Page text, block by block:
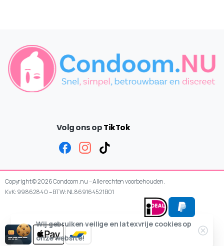
Volg ons opTikTok
Copyright © 2026 Condoom.nu – Alle rechten voorbehouden.
KvK: 99862840 – BTW: NL869164521B01
Wij gebruiken veilige en latexvrije cookies op
onze website!